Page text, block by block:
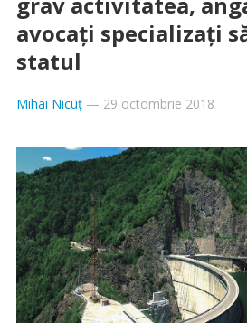
avocaţi specializaţi
statul
Mihai Nicuț— 29 octombrie 2018